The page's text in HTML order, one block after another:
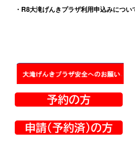
・ R8大滝げんきプラザ利用申込みについ